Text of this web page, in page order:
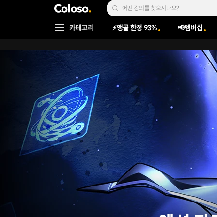
콜로소
Search Input
Coloso Menu
카테고리 ⚡앵콜 한정 93% 📢멤버십